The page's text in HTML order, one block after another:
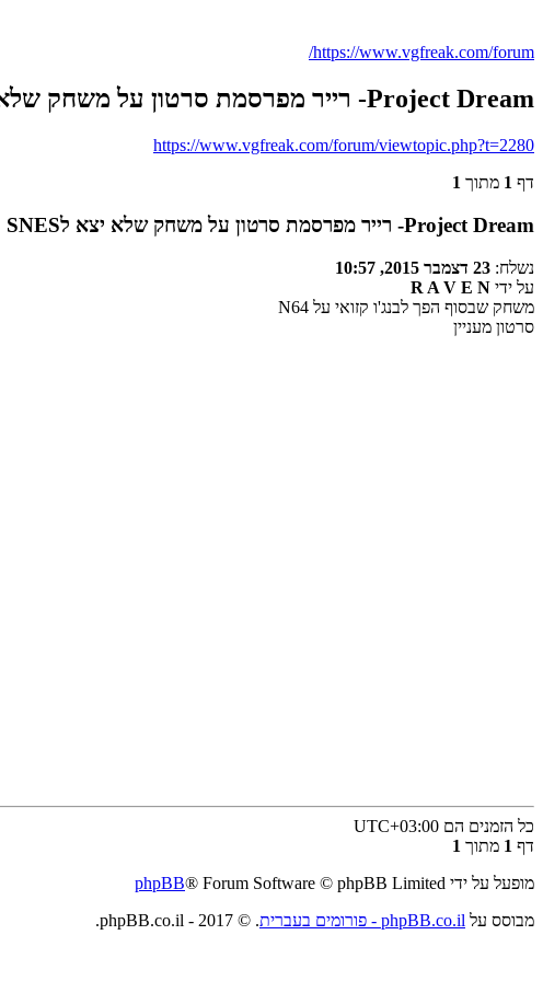
https://www.vgfreak.com/forum/
Project Dream- רייר מפרסמת סרטון על משחק שלא יצא לSNES
https://www.vgfreak.com/forum/viewtopic.php?t=2280
דף 1 מתוך 1
Project Dream- רייר מפרסמת סרטון על משחק שלא יצא לSNES
נשלח: 23 דצמבר 2015, 10:57
על ידי R A V E N
משחק שבסוף הפך לבנג'ו קזואי על N64
סרטון מעניין
כל הזמנים הם UTC+03:00
דף 1 מתוך 1
מופעל על ידי
phpBB® Forum Software © phpBB Limited
מבוסס על phpBB.co.il - פורומים בעברית . © 2017 - phpBB.co.il.